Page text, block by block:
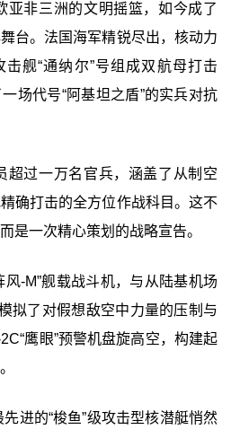
亚非三洲的文明摇篮，如今成了
台。法国海军精锐尽出，核动力
击舰“通纳尔”号组成双航母打击
场代号“阿基坦之盾”的实兵对抗
超过一万名官兵，涵盖了从制空
确打击的全方位作战科目。这不
是一次精心策划的战略宣告。
风-M”舰载战斗机，与从陆基机场
拟了对假想敌空中力量的压制与
鹰眼”预警机盘旋高空，构建起
进的“梭鱼”级攻击型核潜艇悄然